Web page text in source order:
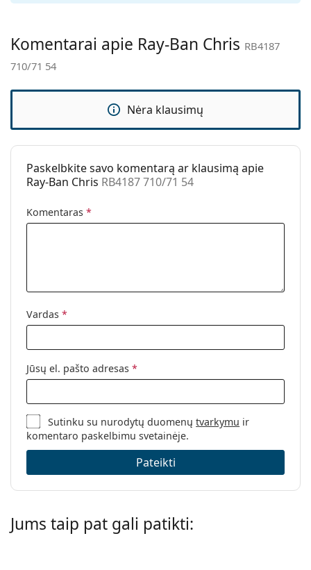
Valymo šluostė:
Taip
Lytis:
Vyrams
Naudojimas:
Madingi
Kodas:
RB4187 710/71 54
dioptrijomis:
Taip
Komentarai apie Ray-Ban Chris RB4187
710/71 54
Nėra klausimų
Paskelbkite savo komentarą ar klausimą apie
Ray-Ban Chris RB4187 710/71 54
Komentaras *
Vardas *
Jūsų el. pašto adresas *
Sutinku su nurodytų duomenųtvarkymu ir
komentaro paskelbimu svetainėje.
Pateikti
Jums taip pat gali patikti: